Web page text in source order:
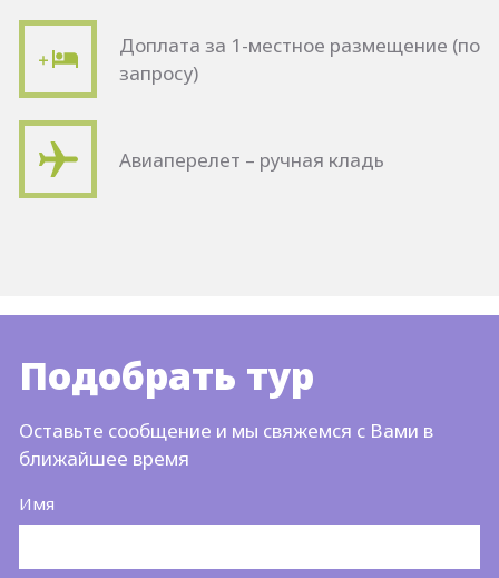
Доплата за 1-местное размещение (по
запросу)
Авиаперелет – ручная кладь
Подобрать тур
Оставьте сообщение и мы свяжемся с Вами в
ближайшее время
Имя